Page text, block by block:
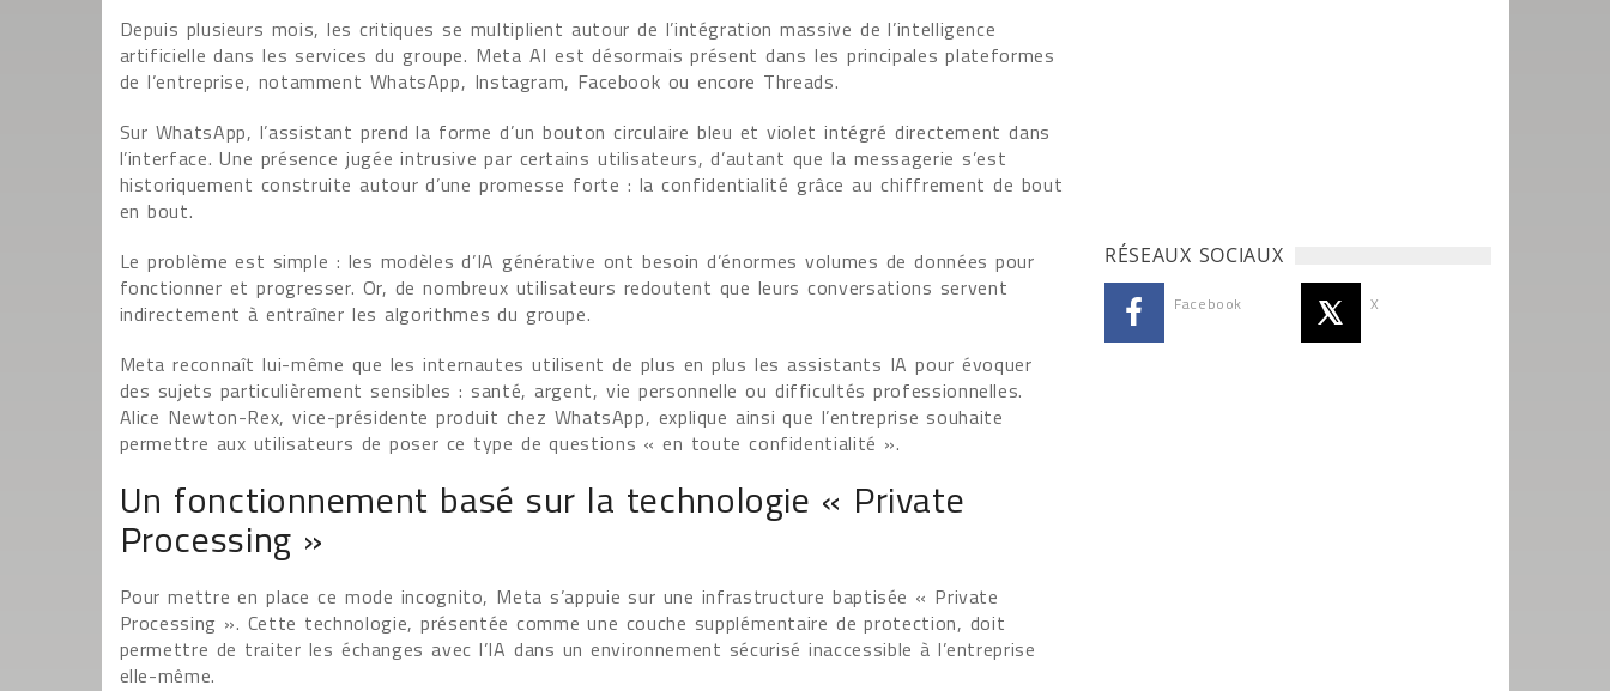
Depuis plusieurs mois, les critiques se multiplient autour de l’intégration massive de l’intelligence
artificielle dans les services du groupe. Meta AI est désormais présent dans les principales plateformes
de l’entreprise, notamment WhatsApp, Instagram, Facebook ou encore Threads.
Sur WhatsApp, l’assistant prend la forme d’un bouton circulaire bleu et violet intégré directement dans
l’interface. Une présence jugée intrusive par certains utilisateurs, d’autant que la messagerie s’est
historiquement construite autour d’une promesse forte : la confidentialité grâce au chiffrement de bout
en bout.
Le problème est simple : les modèles d’IA générative ont besoin d’énormes volumes de données pour
fonctionner et progresser. Or, de nombreux utilisateurs redoutent que leurs conversations servent
indirectement à entraîner les algorithmes du groupe.
Meta reconnaît lui-même que les internautes utilisent de plus en plus les assistants IA pour évoquer
des sujets particulièrement sensibles : santé, argent, vie personnelle ou difficultés professionnelles.
Alice Newton-Rex, vice-présidente produit chez WhatsApp, explique ainsi que l’entreprise souhaite
permettre aux utilisateurs de poser ce type de questions « en toute confidentialité ».
Un fonctionnement basé sur la technologie « Private
Processing »
Pour mettre en place ce mode incognito, Meta s’appuie sur une infrastructure baptisée « Private
Processing ». Cette technologie, présentée comme une couche supplémentaire de protection, doit
permettre de traiter les échanges avec l’IA dans un environnement sécurisé inaccessible à l’entreprise
elle-même.
RÉSEAUX SOCIAUX
Facebook X